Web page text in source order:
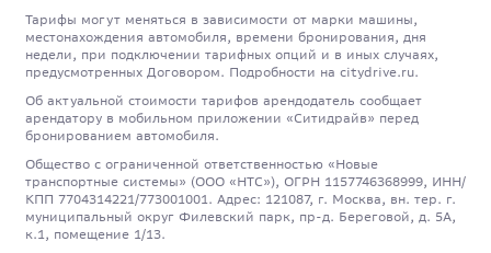
Тарифы могут меняться в зависимости от марки машины,
местонахождения автомобиля, времени бронирования, дня
недели, при подключении тарифных опций и в иных случаях,
предусмотренных Договором. Подробности на citydrive.ru.
Об актуальной стоимости тарифов арендодатель сообщает
арендатору в мобильном приложении «Ситидрайв» перед
бронированием автомобиля.
Общество с ограниченной ответственностью «Новые
транспортные системы» (ООО «НТС»), ОГРН 1157746368999, ИНН/
КПП 7704314221/773001001. Адрес: 121087, г. Москва, вн. тер. г.
муниципальный округ Филевский парк, пр-д. Береговой, д. 5А,
к.1, помещение 1/13.